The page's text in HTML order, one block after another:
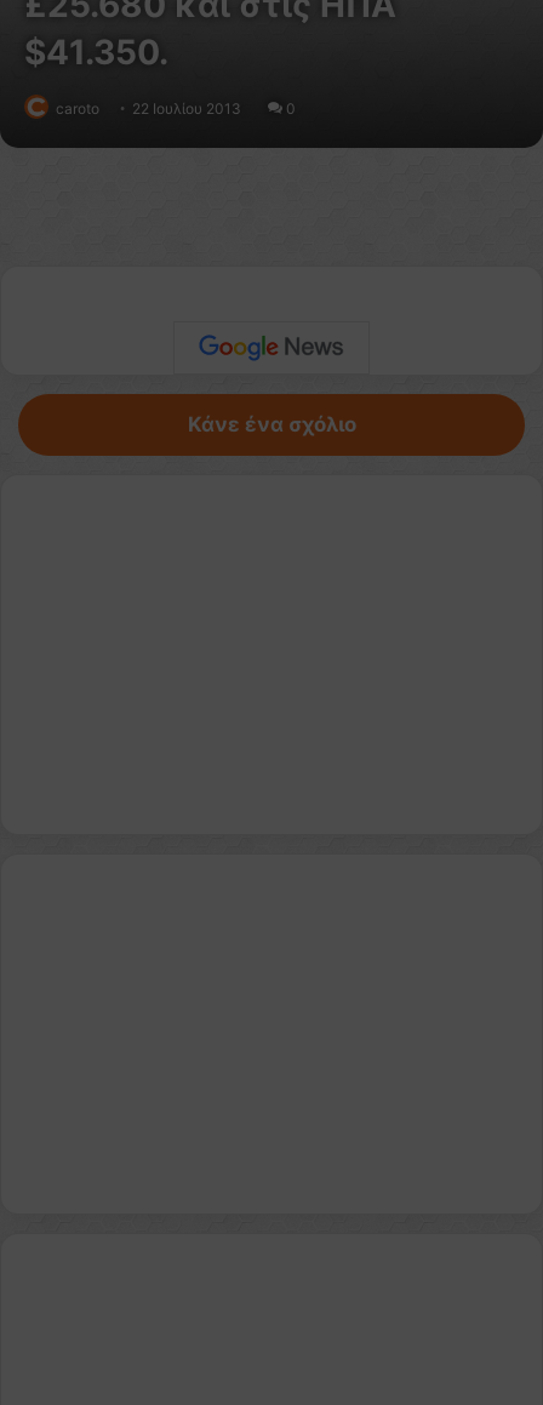
$41.350.
caroto 22 Ιουλίου 2013 0
Κάνε ένα σχόλιο